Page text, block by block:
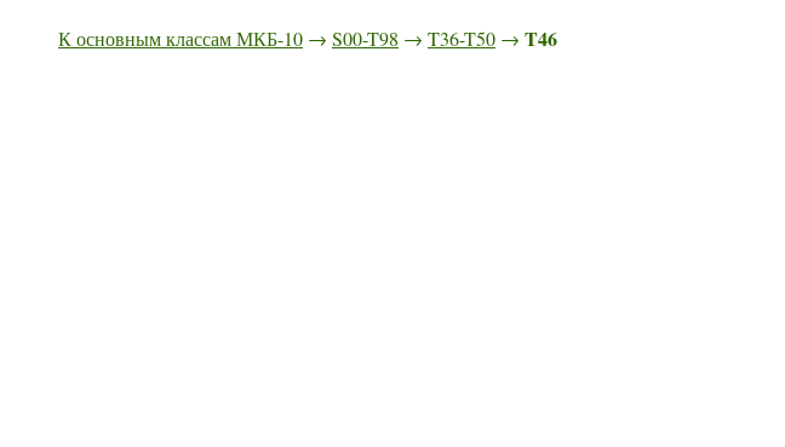
К основным классам МКБ-10 → S00-T98 → T36-T50 → T46